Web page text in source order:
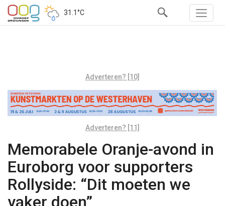
31.1°C
Adverteren? [10]
Adverteren? [11]
Memorabele Oranje-avond in
Euroborg voor supporters
Rollyside: “Dit moeten we
vaker doen”